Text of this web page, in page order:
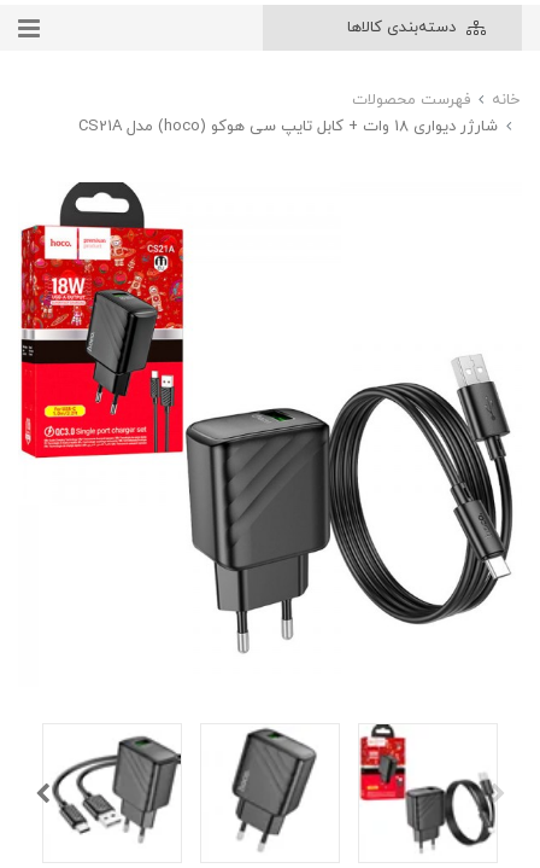
دسته‌بندی کالاها
خانه
فهرست محصولات
شارژر دیواری 18 وات + کابل تایپ سی هوکو (hoco) مدل CS21A